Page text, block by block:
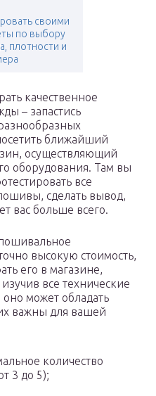
своими
по выбору
плотности и
качественное
– запастись
ближайший
осуществляющий
оборудования. Там вы
все
сделать вывод,
вас больше всего.
высокую стоимость,
его в магазине,
все технические
может обладать
важны для вашей
количество
3 до 5);